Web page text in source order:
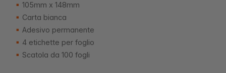
105mm x 148mm
Carta bianca
Adesivo permanente
4 etichette per foglio
Scatola da 100 fogli